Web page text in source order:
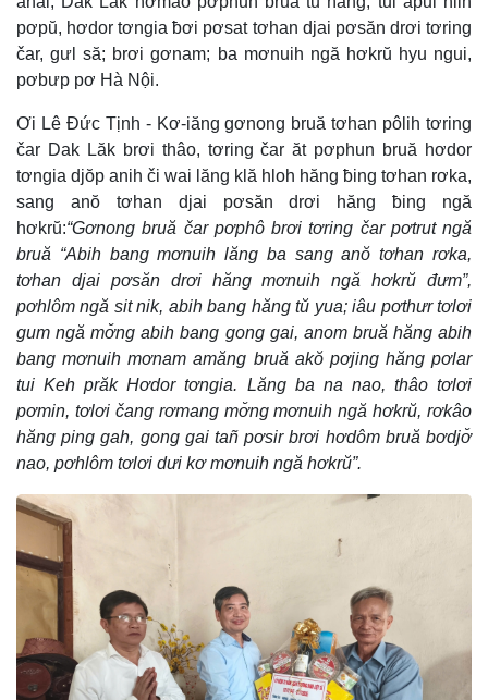
pơpŭ, hơdor tơngia ƀơi pơsat tơhan djai pơsăn drơi tơring
čar, gưl să; brơi gơnam; ba mơnuih ngă hơkrŭ hyu ngui,
pơbưp pơ Hà Nội.
Ơi Lê Đức Tịnh - Kơ-iăng gơnong bruă tơhan pôlih tơring
čar Dak Lăk brơi thâo, tơring čar ăt pơphun bruă hơdor
tơngia djŏp anih či wai lăng klă hloh hăng ƀing tơhan rơka,
sang anŏ tơhan djai pơsăn drơi hăng ƀing ngă
hơkrŭ:“Gơnong bruă čar pơphô brơi tơring čar pơtrut ngă
bruă “Abih bang mơnuih lăng ba sang anŏ tơhan rơka,
tơhan djai pơsăn drơi hăng mơnuih ngă hơkrŭ đưm”,
pơhlôm ngă sit nik, abih bang hăng tŭ yua; iâu pơthưr tơlơi
gum ngă mơ̆ng abih bang gong gai, anom bruă hăng abih
bang mơnuih mơnam amăng bruă akŏ pơjing hăng pơlar
tui Keh prăk Hơdor tơngia. Lăng ba na nao, thâo tơlơi
pơmin, tơlơi čang rơmang mơ̆ng mơnuih ngă hơkrŭ, rơkâo
hăng ping gah, gong gai tañ pơsir brơi hơdôm bruă bơdjơ̆
nao, pơhlôm tơlơi dưi kơ mơnuih ngă hơkrŭ”.